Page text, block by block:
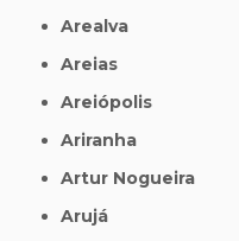
Arealva
Areias
Areiópolis
Ariranha
Artur Nogueira
Arujá